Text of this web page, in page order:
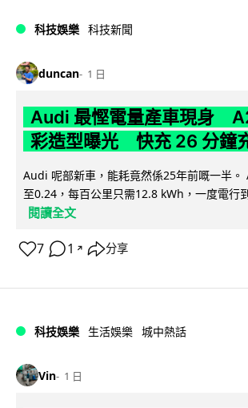
科技娛樂 科技新聞
duncan 1 日
Audi 最慳電量產車現身
彩造型曝光 快充 26 分鐘
Audi 呢部新車，能耗竟然係25年前嘅一半
至0.24，每百公里只需12.8 kWh，一度電行
閱讀全文
7 1 ↗ 分享
科技娛樂 生活娛樂 城中熱話
Vin 1 日